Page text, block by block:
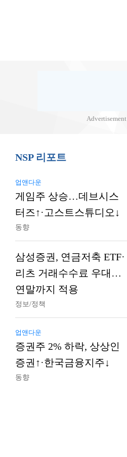
Advertisement
NSP 리포트
업앤다운
게임주 상승…데브시스
터즈↑·고스트스튜디오↓
동향
삼성증권, 연금저축 ETF·
리츠 거래수수료 우대…
연말까지 적용
정보/정책
업앤다운
증권주 2% 하락, 상상인
증권↑·한국금융지주↓
동향